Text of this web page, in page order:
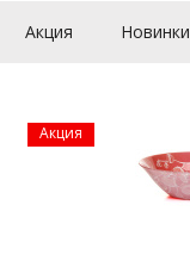
Акция Новинки
Акция